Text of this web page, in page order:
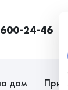
24-46
дом